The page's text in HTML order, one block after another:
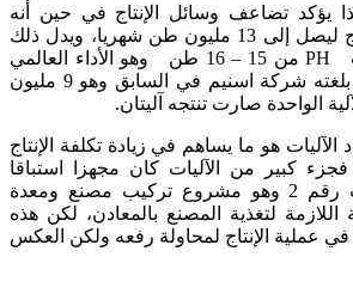
يؤكد تضاعف وسائل الإنتاج في حين أنه
بالكاد ارتفع حجم الإنتاج ليصل إلى 13 مليون طن شهريا، ويدل ذلك
على تراجع أداء الآليات PH من 15 – 16 طن وهو الأداء العالمي
المتوسط والذي كانت بلغته شركة اسنيم في السابق وهو 9 مليون
الواحدة صارت تنتجه آليتان.
الآليات هو ما يساهم في زيادة تكلفة الإنتاج
فجزء كبير من الآليات كان مجهزا استباقا
لإطلاق مشروع القلب رقم 2 وهو مشروع تركيب مصنع ومعدة
اللازمة لتغذية المصنع بالمعادن، لكن هذه
في عملية الإنتاج لمحاولة رفعه ولكن العكس